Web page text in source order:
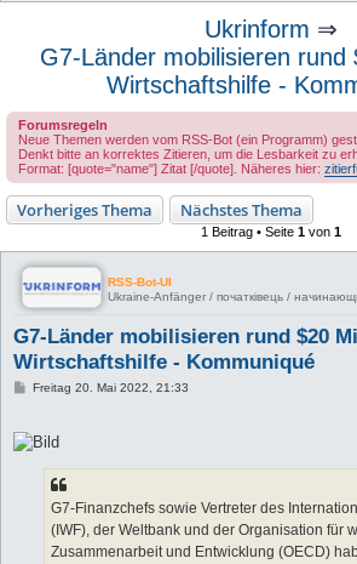
Ukrinform ⇒
G7-Länder mobilisieren rund
Wirtschaftshilfe -
Forumsregeln
Neue Themen werden vom RSS-Bot (ein Programm)
Denkt bitte an korrektes Zitieren, um die Lesbarkeit zu
Format: [quote="name"] Zitat [/quote]. Näheres hier:
Vorheriges Thema Nächstes Thema
1 Beitrag • Seite 1 von 1
RSS-Bot-UI
Ukraine-Anfänger / початківець /
G7-Länder mobilisieren rund $20
Wirtschaftshilfe - Kommuniqué
B
t
r
Freitag 20. Mai 2022, 21:33
G7-Finanzchefs sowie Vertreter des
(IWF), der Weltbank und der Organisation für
Zusammenarbeit und Entwicklung (OECD)